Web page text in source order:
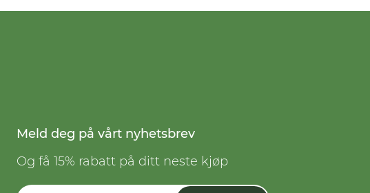
Meld deg på vårt nyhetsbrev
Og få 15% rabatt på ditt neste kjøp